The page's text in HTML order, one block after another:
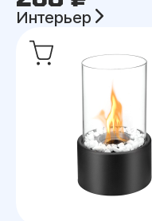
Интерьер